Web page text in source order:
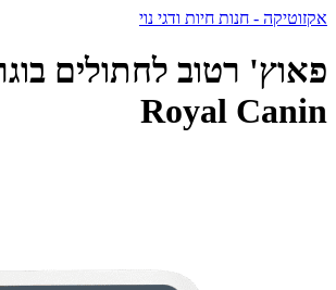
אקזוטיקה - חנות חיות ודגי נוי
Royal Canin